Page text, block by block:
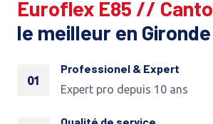
Euroflex E85 //
le meilleur en
01
Professionel & Expert
Expert pro depuis 10 ans